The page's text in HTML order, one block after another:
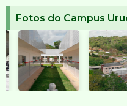
Fotos do Campus